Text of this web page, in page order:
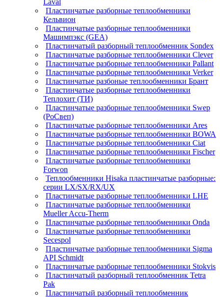
Laval
Пластинчатые разборные теплообменники
Кельвион
Пластинчатые разборные теплообменники
Машимпэкс (GEA)
Пластинчатый разборный теплообменник Sondex
Пластинчатые разборные теплообменники Clever
Пластинчатые разборные теплообменники Pallant
Пластинчатые разборные теплообменники Verker
Пластинчатые разбоные теплообменники Брант
Пластинчатые разборные теплообменники
Теплохит (ТИ)
Пластинчатые разборные теплообменники Swep
(РоСвеп)
Пластинчатые разборные теплообменники Ares
Пластинчатые разборные теплообменники BOWA
Пластинчатые разборные теплообменники Ciat
Пластинчатые разборные теплообменники Fischer
Пластинчатые разборные теплообменники
Forwon
Теплообменники Hisaka пластинчатые разборные:
серии LX/SX/RX/UX
Пластинчатые разборные теплообменники LHE
Пластинчатые разборные теплообменники
Mueller Accu-Therm
Пластинчатые разборные теплообменники Onda
Пластинчатые разборные теплообменники
Secespol
Пластинчатые разборные теплообменники Sigma
API Schmidt
Пластинчатые разборные теплообменники Stokvis
Пластинчатый разборный теплообменник Tetra
Pak
Пластинчатый разборный теплообменник